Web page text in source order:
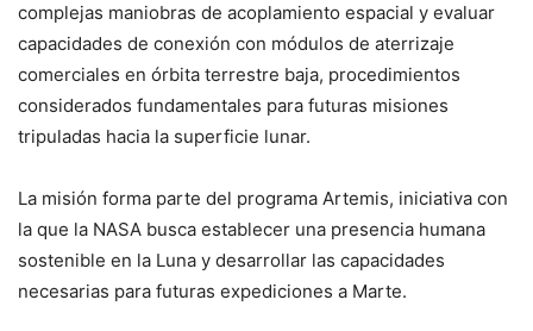
complejas maniobras de acoplamiento espacial y evaluar
capacidades de conexión con módulos de aterrizaje
comerciales en órbita terrestre baja, procedimientos
considerados fundamentales para futuras misiones
tripuladas hacia la superficie lunar.
La misión forma parte del programa Artemis, iniciativa con
la que la NASA busca establecer una presencia humana
sostenible en la Luna y desarrollar las capacidades
necesarias para futuras expediciones a Marte.